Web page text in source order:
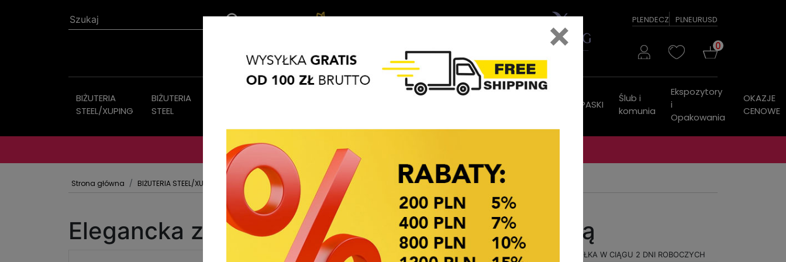
PLENDECZ PLNEURUSD
0
BIŻUTERIA
STEEL/XUPING
BIŻUTERIA
STEEL
Ozdoby
Akcesoria
PASKI
Ślub i
komunia
Ekspozytory
i
Opakowania
OKAZJE
CENOWE
OKAZJE CENOWE! OKAZJE CENOWE!
Strona główna BIŻUTERIA STEEL/XUPING BRANSOLETKI
Elegancka złota bransoletka z dżetową ozdobą
Dostępność:
WYSYŁKA W CIĄGU 2 DNI ROBOCZYCH
×